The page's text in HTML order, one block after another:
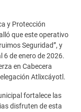
y Protección
que este operativo
Seguridad”, y
6 de enero de 2026.
en Cabecera
Atlixcáyotl.
fortalece las
disfruten de esta